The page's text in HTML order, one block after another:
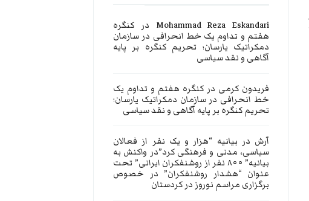
Mohammad Reza Eskandari در کنگره
هفتم و تداوم یک خط انحرافی در سازمان
دمکراتیک یارسان؛ تحریم کنگره بر پایه
آگاهی و نقد سیاسی
فریدون کرمی در کنگره هفتم و تداوم یک
خط انحرافی در سازمان دمکراتیک یارسان؛
تحریم کنگره بر پایه آگاهی و نقد سیاسی
آرش در بیانیه “هزار و یک نفر از فعالان
سیاسی، مدنی و فرهنگی کرد”در واکنش به
بیانیه” ۸۰۰ نفر از روشنفکران ایرانی” تحت
عنوان “هشدار روشنفکران” در خصوص
برگزاری مراسم نوروز در کردستان